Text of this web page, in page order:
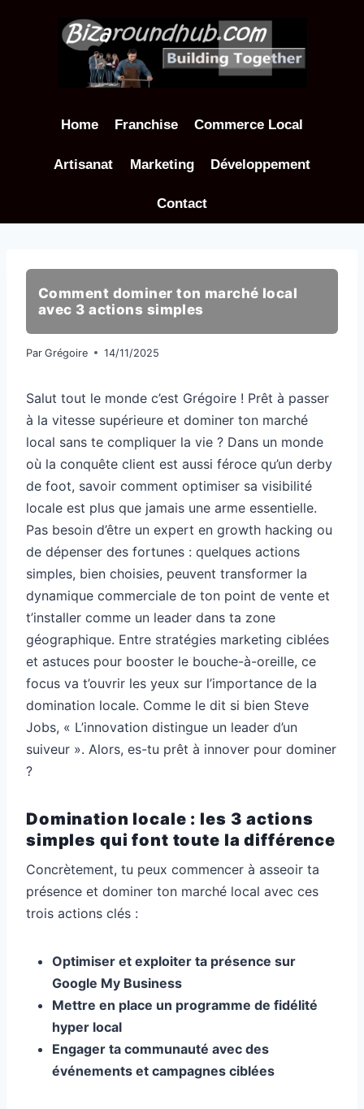
Home Franchise Commerce Local
Artisanat Marketing Développement
Contact
Comment dominer ton marché local
avec 3 actions simples
Par Grégoire 14/11/2025
Salut tout le monde c’est Grégoire ! Prêt à passer
à la vitesse supérieure et dominer ton marché
local sans te compliquer la vie ? Dans un monde
où la conquête client est aussi féroce qu’un derby
de foot, savoir comment optimiser sa visibilité
locale est plus que jamais une arme essentielle.
Pas besoin d’être un expert en growth hacking ou
de dépenser des fortunes : quelques actions
simples, bien choisies, peuvent transformer la
dynamique commerciale de ton point de vente et
t’installer comme un leader dans ta zone
géographique. Entre stratégies marketing ciblées
et astuces pour booster le bouche-à-oreille, ce
focus va t’ouvrir les yeux sur l’importance de la
domination locale. Comme le dit si bien Steve
Jobs, « L’innovation distingue un leader d’un
suiveur ». Alors, es-tu prêt à innover pour dominer
?
Domination locale : les 3 actions
simples qui font toute la différence
Concrètement, tu peux commencer à asseoir ta
présence et dominer ton marché local avec ces
trois actions clés :
Optimiser et exploiter ta présence sur
Google My Business
Mettre en place un programme de fidélité
hyper local
Engager ta communauté avec des
événements et campagnes ciblées